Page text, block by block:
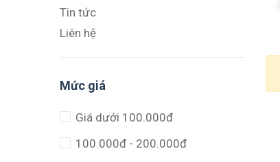
Tin tức
Liên hệ
Mức giá
Giá dưới 100.000đ
100.000đ - 200.000đ